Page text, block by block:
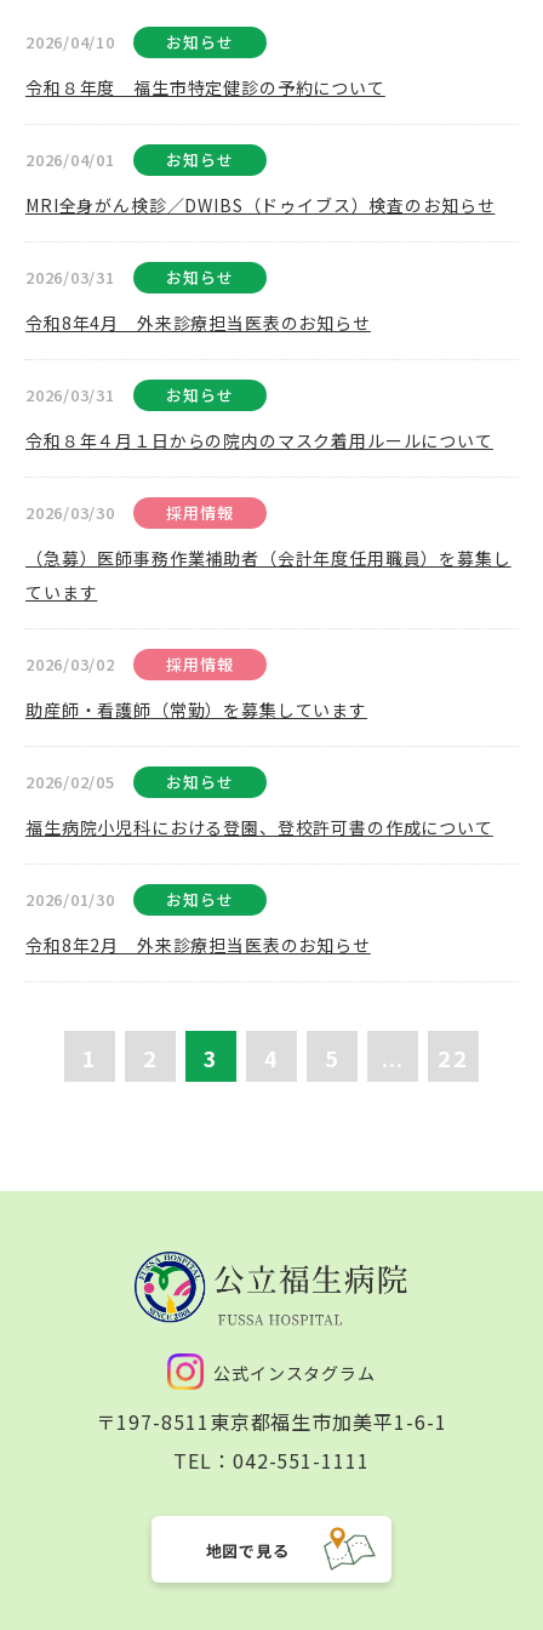
2026/04/10 お知らせ
令和８年度 福生市特定健診の予約について
2026/04/01 お知らせ
MRI全身がん検診／DWIBS（ドゥイブス）検査のお知らせ
2026/03/31 お知らせ
令和8年4月 外来診療担当医表のお知らせ
2026/03/31 お知らせ
令和８年４月１日からの院内のマスク着用ルールについて
2026/03/30 採用情報
（急募）医師事務作業補助者（会計年度任用職員）を募集し
ています
2026/03/02 採用情報
助産師・看護師（常勤）を募集しています
2026/02/05 お知らせ
福生病院小児科における登園、登校許可書の作成について
2026/01/30 お知らせ
令和8年2月 外来診療担当医表のお知らせ
1 2 3 4 5 ... 22
公式インスタグラム
〒197-8511東京都福生市加美平1-6-1
TEL： 042-551-1111
地図で見る